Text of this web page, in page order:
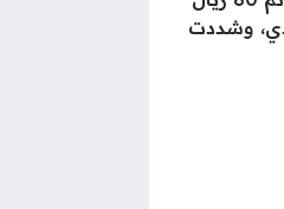
الدراسي الثالث، وبذلك تكون قيمة الدعم 240 ريال سعودي، وشددت